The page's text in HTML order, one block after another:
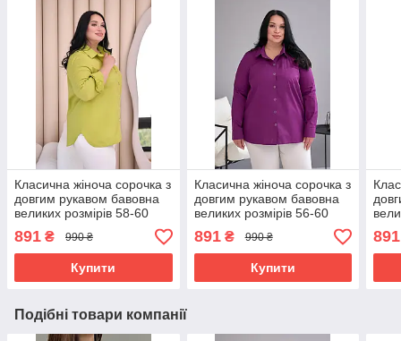
Класична жіноча сорочка з
довгим рукавом бавовна
великих розмірів 58-60
світло-оливкова
891 ₴ 990 ₴
Купити
Класична жіноча сорочка з
довгим рукавом бавовна
великих розмірів 56-60
бузкова
891₴ 990 ₴
Купити
891
Подібні товари компанії